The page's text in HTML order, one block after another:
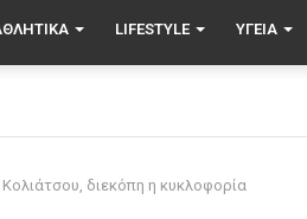
LIFESTYLE ΥΓΕΊΑ
διεκόπη η κυκλοφορία